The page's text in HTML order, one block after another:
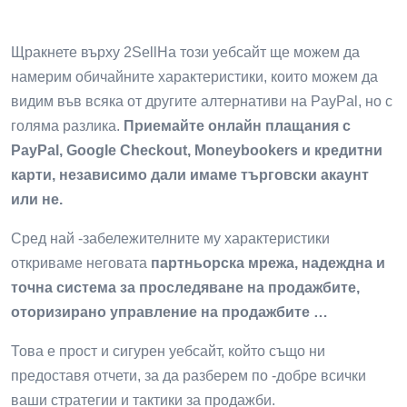
Щракнете върху 2SellНа този уебсайт ще можем да
намерим обичайните характеристики, които можем да
видим във всяка от другите алтернативи на PayPal, но с
голяма разлика. Приемайте онлайн плащания с
PayPal, Google Checkout, Moneybookers и кредитни
карти, независимо дали имаме търговски акаунт
или не.
Сред най -забележителните му характеристики
откриваме неговата партньорска мрежа, надеждна и
точна система за проследяване на продажбите,
оторизирано управление на продажбите …
Това е прост и сигурен уебсайт, който също ни
предоставя отчети, за да разберем по -добре всички
ваши стратегии и тактики за продажби.